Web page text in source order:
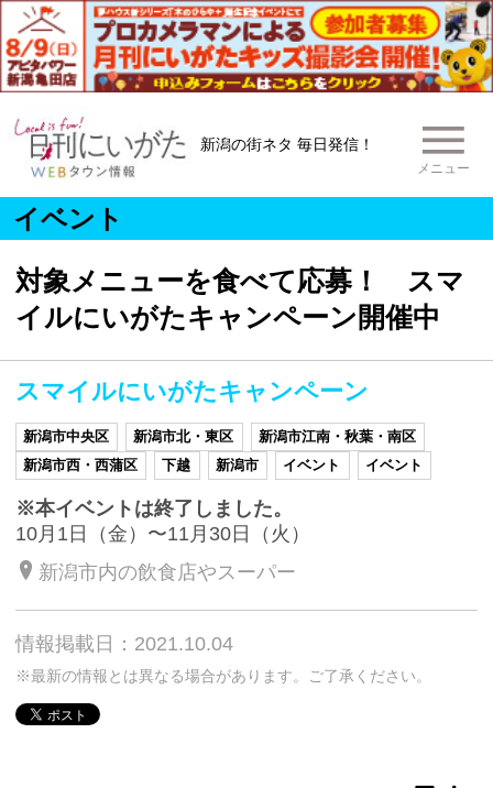
新潟の街ネタ 毎日発信！
メニュー
イベント
対象メニューを食べて応募！ スマ
イルにいがたキャンペーン開催中
スマイルにいがたキャンペーン
新潟市中央区 新潟市北・東区
新潟市江南・秋葉・南区
新潟市西・西蒲区
下越 新潟市 イベント イベント
※本イベントは終了しました。
10月1日（金）〜11月30日（火）
新潟市内の飲食店やスーパー
情報掲載日：2021.10.04
※最新の情報とは異なる場合があります。ご了承ください。